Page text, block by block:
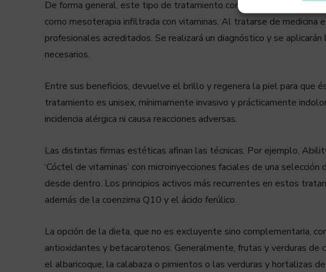
De forma general, este tipo de tratamiento con finalidad protectora
como mesoterapia infiltrada con vitaminas. Al tratarse de medicina
profesionales acreditados. Se realizará un diagnóstico y se
necesarios.
Entre sus beneficios, devuelve el brillo y regenera la piel para que
tratamiento es unisex, mínimamente invasivo y prácticamente
incidencia alérgica ni causa reacciones adversas.
Las distintas firmas estéticas afinan las técnicas. Por ejemplo,
‘Cóctel de vitaminas’ con microinyecciones faciales de una
desde dentro. Los principios activos más recurrentes en estos
además de la coenzima Q10 y el ácido ferúlico.
La opción de la dieta, que no es excluyente sino complementaria,
antioxidantes y betacarotenos. Generalmente, frutas y verduras de
el albaricoque, la calabaza o pimientos o las verduras y hortalizas